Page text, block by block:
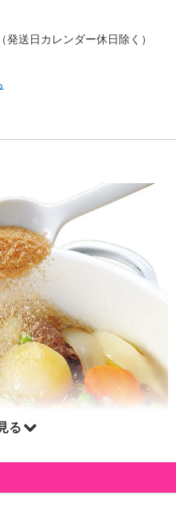
発送日カレンダー休日除く）
る